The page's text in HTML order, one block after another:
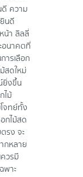
ความ
นดี
น้า ลิลลี่
อนาคตที่
ารเลือก
สดใหม่
ยิ่งขึ้น
ไม้
จทย์ทั้ง
กไม้สด
รง จะ
กหลาย
วรมี
พาะ